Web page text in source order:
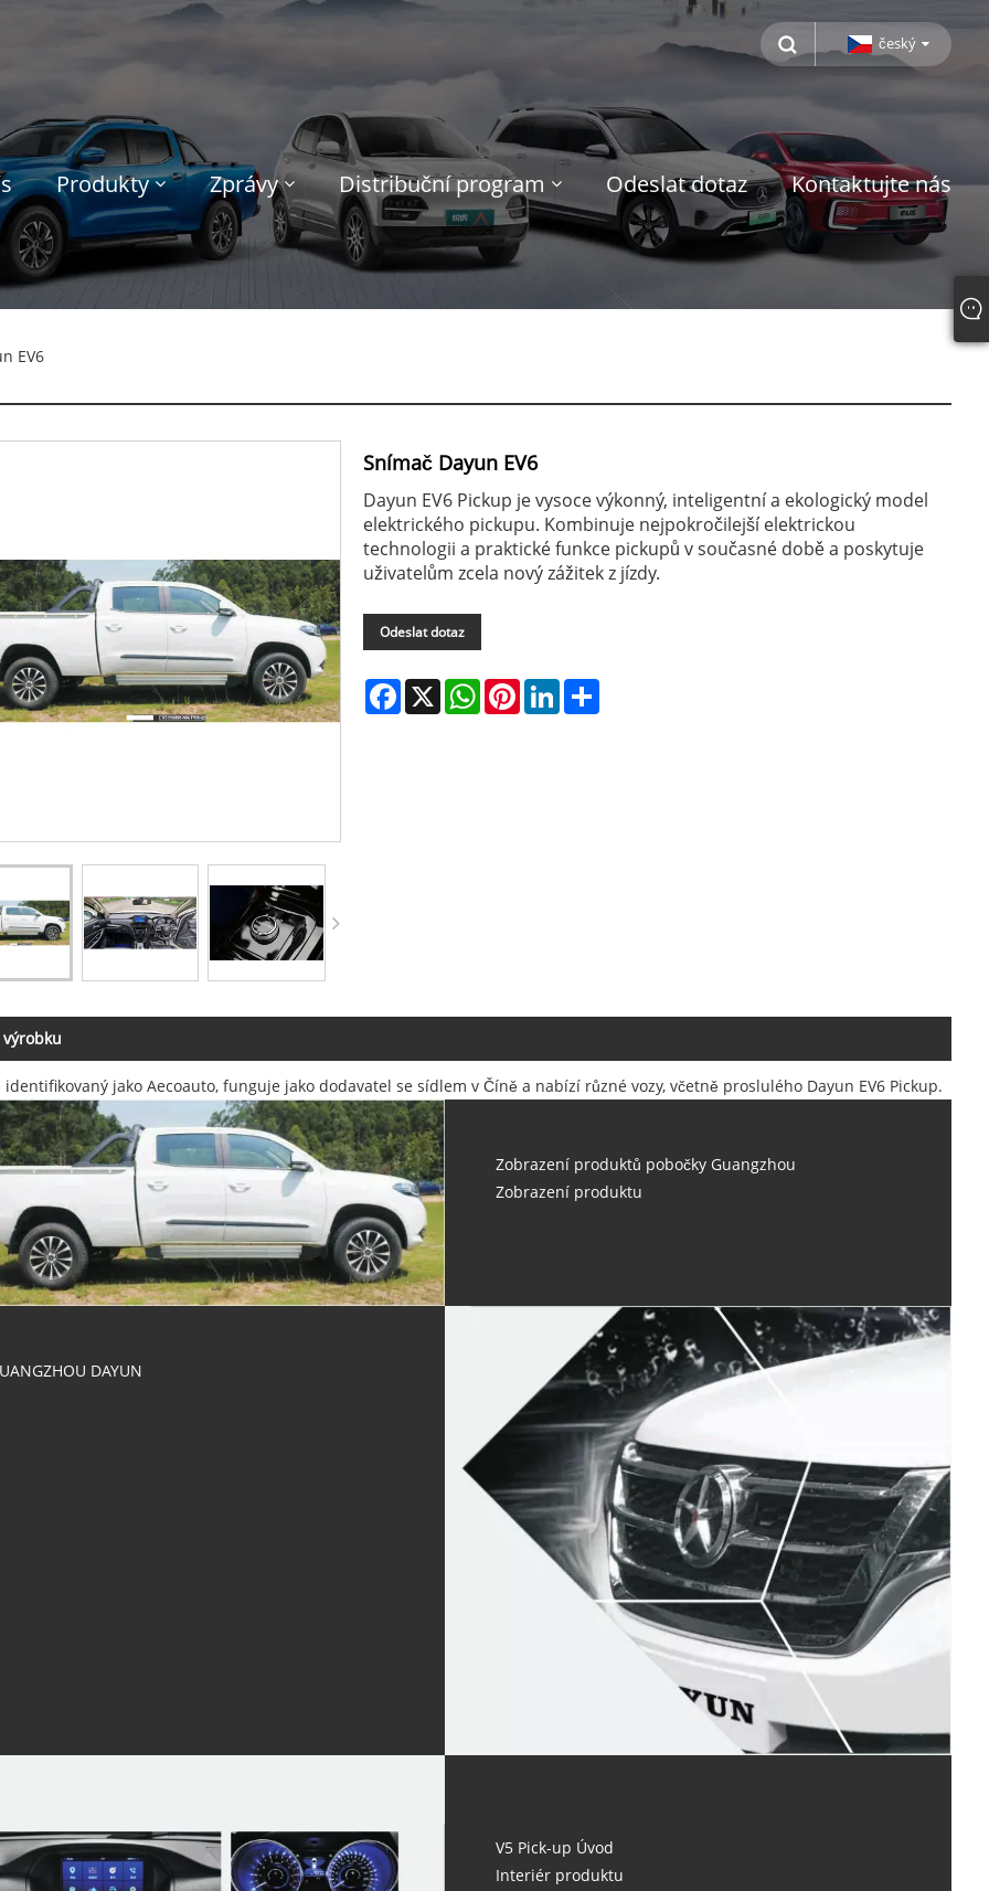
český
Produkty Zprávy Distribuční program Odeslat dotaz Kontaktujte nás
EV6
Snímač Dayun EV6
Dayun EV6 Pickup je vysoce výkonný, inteligentní a ekologický model
elektrického pickupu. Kombinuje nejpokročilejší elektrickou
technologii a praktické funkce pickupů v současné době a poskytuje
uživatelům zcela nový zážitek z jízdy.
Odeslat dotaz
Facebook
X WhatsApp
PinterestLinkedIn
identifikovaný jako Aecoauto, funguje jako dodavatel se sídlem v Číně a nabízí různé vozy, včetně proslulého Dayun EV6 Pickup.
Zobrazení produktů pobočky Guangzhou
Zobrazení produktu
DAYUN
V5 Pick-up Úvod
Interiér produktu